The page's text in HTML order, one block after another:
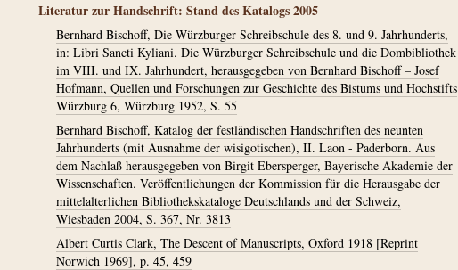
Literatur zur Handschrift: Stand des Katalogs 2005
Bernhard Bischoff, Die Würzburger Schreibschule des 8. und 9. Jahrhunderts,
in: Libri Sancti Kyliani. Die Würzburger Schreibschule und die Dombibliothek
im VIII. und IX. Jahrhundert, herausgegeben von Bernhard Bischoff – Josef
Hofmann, Quellen und Forschungen zur Geschichte des Bistums und Hochstifts
Würzburg 6, Würzburg 1952, S. 55
Bernhard Bischoff, Katalog der festländischen Handschriften des neunten
Jahrhunderts (mit Ausnahme der wisigotischen), II. Laon - Paderborn. Aus
dem Nachlaß herausgegeben von Birgit Ebersperger, Bayerische Akademie der
Wissenschaften. Veröffentlichungen der Kommission für die Herausgabe der
mittelalterlichen Bibliothekskataloge Deutschlands und der Schweiz,
Wiesbaden 2004, S. 367, Nr. 3813
Albert Curtis Clark, The Descent of Manuscripts, Oxford 1918 [Reprint
Norwich 1969], p. 45, 459